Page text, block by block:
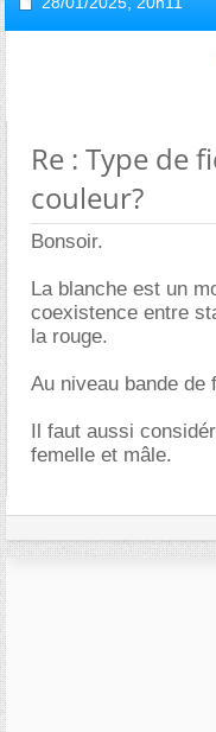
Re : Type de
couleur?
Bonsoir.
La blanche est un
coexistence entre
la rouge.
Au niveau bande
Il faut aussi
femelle et mâle.